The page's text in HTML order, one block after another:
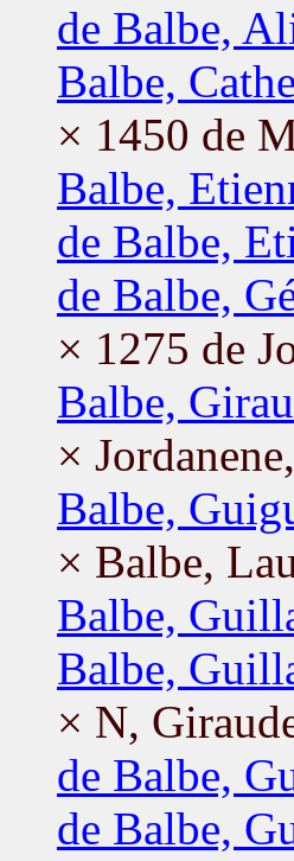
de Balbe,
Balbe,
× 1450 de
Balbe,
de Balbe,
de Balbe,
× 1275 de
Balbe,
×
Balbe,
× Balbe,
Balbe,
Balbe,
× N,
de Balbe,
de Balbe,